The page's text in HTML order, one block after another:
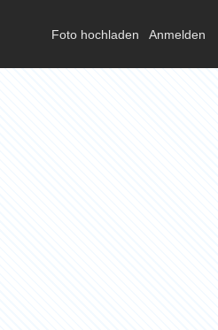
Foto hochladen Anmelden